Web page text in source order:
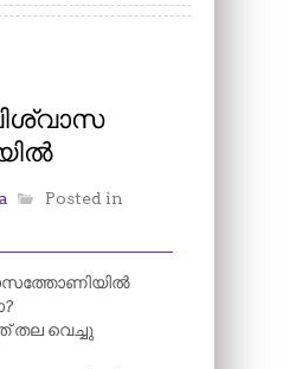
Posted in
തല വെച്ചു